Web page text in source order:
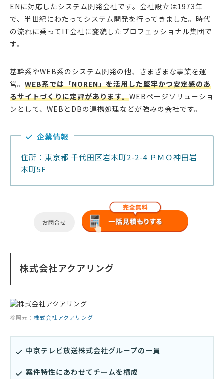
ENに対応したシステム開発会社です。会社設立は1973年
で、半世紀にわたってシステム開発を行ってきました。時代
の流れに乗ってIT会社に変貌したプロフェッショナル集団で
す。
基幹系やWEB系のシステム開発の他、さまざまな事業を運
営。 WEB系では「NOREN」を活用した堅牢かつ安定感のあ
るサイトづくりに定評があります。WEBページソリューショ
ンとして、WEBとDBの連携処理などが強みの会社です。
企業情報
住所：東京都 千代田区岩本町2-2-4 ＰＭＯ神田岩
本町5F
お問合せ
株式会社アクアリング
参照元： 株式会社アクアリング
中京テレビ放送株式会社グループの一員
案件特性にあわせてチームを構成